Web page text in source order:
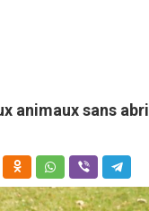
animaux sans abri